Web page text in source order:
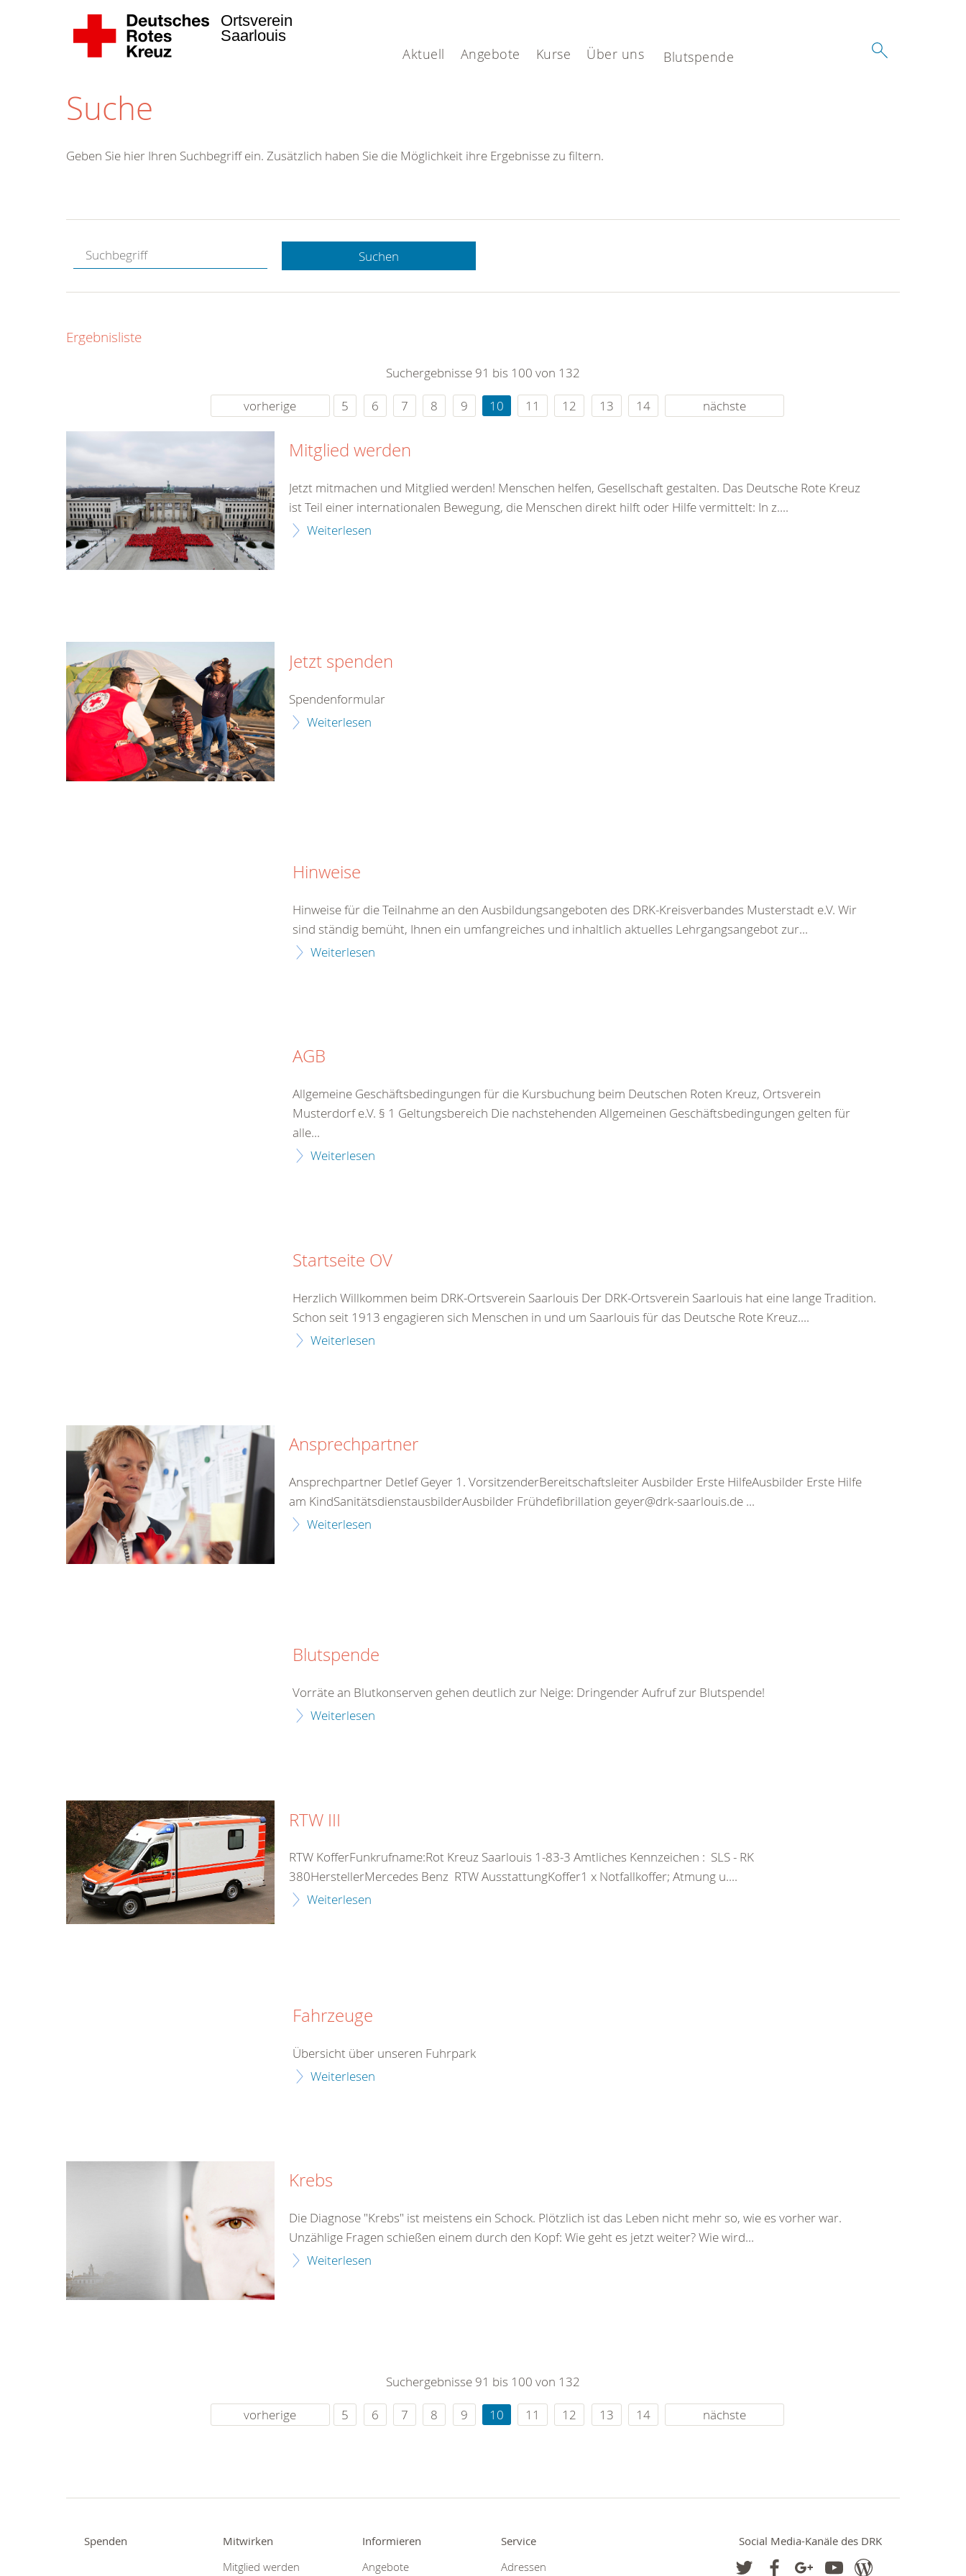
Aktuell Angebote Kurse Über uns Blutspende
Ortsverein
Saarlouis
Suche
Hotline.
gerne.
rund um die Uhr
Geben Sie hier Ihren Suchbegriff ein. Zusätzlich haben Sie die Möglichkeit ihre Ergebnisse zu filtern.
Suchen
Ergebnisliste
Suchergebnisse 91 bis 100 von 132
vorherige
5 6 7 8 9 10 11 12 13 14 nächste
Mitglied werden
Jetzt mitmachen und Mitglied werden! Menschen helfen, Gesellschaft gestalten. Das Deutsche Rote Kreuz
ist Teil einer internationalen Bewegung, die Menschen direkt hilft oder Hilfe vermittelt: In z....
Weiterlesen
Jetzt spenden
Spendenformular
Weiterlesen
Hinweise
Hinweise für die Teilnahme an den Ausbildungsangeboten des DRK-Kreisverbandes Musterstadt e.V. Wir
sind ständig bemüht, Ihnen ein umfangreiches und inhaltlich aktuelles Lehrgangsangebot zur...
Weiterlesen
AGB
Allgemeine Geschäftsbedingungen für die Kursbuchung beim Deutschen Roten Kreuz, Ortsverein
Musterdorf e.V. § 1 Geltungsbereich Die nachstehenden Allgemeinen Geschäftsbedingungen gelten für
alle...
Weiterlesen
Startseite OV
Herzlich Willkommen beim DRK-Ortsverein Saarlouis Der DRK-Ortsverein Saarlouis hat eine lange Tradition.
Schon seit 1913 engagieren sich Menschen in und um Saarlouis für das Deutsche Rote Kreuz....
Weiterlesen
Ansprechpartner
Ansprechpartner Detlef Geyer 1. VorsitzenderBereitschaftsleiter Ausbilder Erste HilfeAusbilder Erste Hilfe
am KindSanitätsdienstausbilderAusbilder Frühdefibrillation geyer@drk-saarlouis.de ...
Weiterlesen
Blutspende
Vorräte an Blutkonserven gehen deutlich zur Neige: Dringender Aufruf zur Blutspende!
Weiterlesen
RTW III
RTW KofferFunkrufname:Rot Kreuz Saarlouis 1-83-3 Amtliches Kennzeichen : SLS - RK
380HerstellerMercedes Benz RTW AusstattungKoffer1 x Notfallkoffer; Atmung u....
Weiterlesen
Fahrzeuge
Übersicht über unseren Fuhrpark
Weiterlesen
Krebs
Die Diagnose "Krebs" ist meistens ein Schock. Plötzlich ist das Leben nicht mehr so, wie es vorher war.
Unzählige Fragen schießen einem durch den Kopf: Wie geht es jetzt weiter? Wie wird...
Weiterlesen
Suchergebnisse 91 bis 100 von 132
vorherige
5 6 7 8 9 10 11 12 13 14 nächste
Spenden
Mitwirken
Mitglied werden
Informieren
Angebote
Service
Adressen
Social Media-Kanäle des DRK